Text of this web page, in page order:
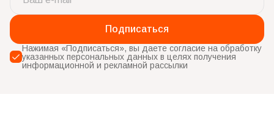
Подписаться
Нажимая «Подписаться», вы даете согласие на обработку
указанных персональных данных в целях получения
информационной и рекламной рассылки